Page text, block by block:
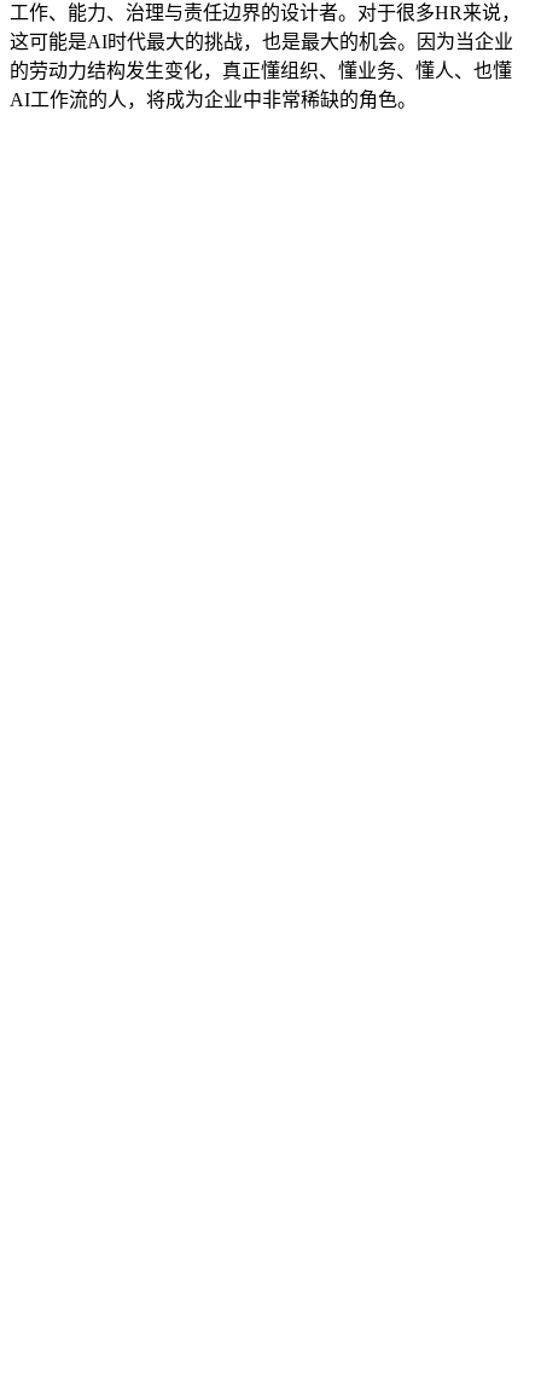
工作、能力、治理与责任边界的设计者。对于很多HR来说，
这可能是AI时代最大的挑战，也是最大的机会。因为当企业
的劳动力结构发生变化，真正懂组织、懂业务、懂人、也懂
AI工作流的人，将成为企业中非常稀缺的角色。